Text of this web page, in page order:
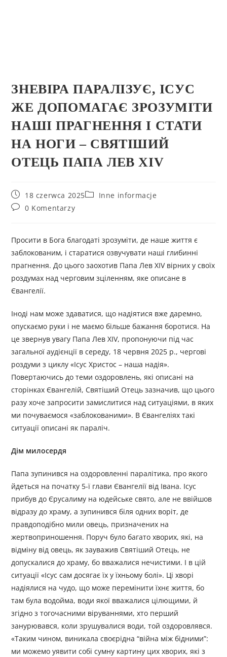
ЗНЕВІРА ПАРАЛІЗУЄ, ІСУС
ЖЕ ДОПОМАГАЄ ЗРОЗУМІТИ
НАШІ ПРАГНЕННЯ І СТАТИ
НА НОГИ – СВЯТІШИЙ
ОТЕЦЬ ПАПА ЛЕВ XIV
18 czerwca 2025
Inne informacje
0 Komentarzy
Просити в Бога благодаті зрозуміти, де наше життя є
заблокованим, і старатися озвучувати наші глибинні
прагнення. До цього заохотив Папа Лев XIV вірних у своїх
роздумах над черговим зціленням, яке описане в
Євангелії.
Іноді нам може здаватися, що надіятися вже даремно,
опускаємо руки і не маємо більше бажання боротися. На
це звернув увагу Папа Лев XIV, пропонуючи під час
загальної аудієнції в середу, 18 червня 2025 р., чергові
роздуми з циклу «Ісус Христос – наша надія».
Повертаючись до теми оздоровлень, які описані на
сторінках Євангелій, Святіший Отець зазначив, що цього
разу хоче запросити замислитися над ситуаціями, в яких
ми почуваємося «заблокованими». В Євангеліях такі
ситуації описані як параліч.
Дім милосердя
Папа зупинився на оздоровленні паралітика, про якого
йдеться на початку 5-ї глави Євангелії від Івана. Ісус
прибув до Єрусалиму на юдейське свято, але не ввійшов
відразу до храму, а зупинився біля одних воріт, де
правдоподібно мили овець, призначених на
жертвоприношення. Поруч було багато хворих, які, на
відміну від овець, як зауважив Святіший Отець, не
допускалися до храму, бо вважалися нечистими. І в цій
ситуації «Ісус сам досягає їх у їхньому болі». Ці хворі
надіялися на чудо, що може перемінити їхнє життя, бо
там була водойма, води якої вважалися цілющими, й
згідно з тогочасними віруваннями, хто перший
занурювався, коли зрушувалися води, той оздоровлявся.
«Таким чином, виникала своєрідна “війна між бідними”:
ми можемо уявити собі сумну картину цих хворих, які з